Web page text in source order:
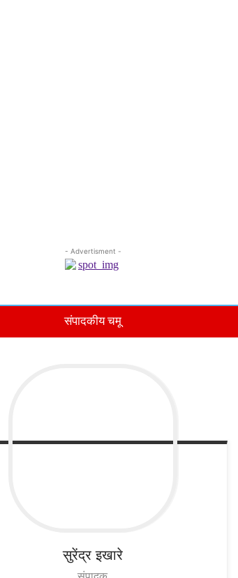
- Advertisment -
संपादकीय चमू
सुरेंद्र इखारे